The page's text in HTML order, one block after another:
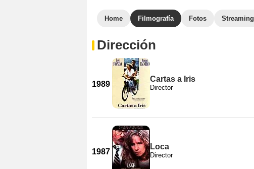
Home Filmografía Fotos Streaming
Dirección
1989
Cartas a Iris
Director
1987
Loca
Director